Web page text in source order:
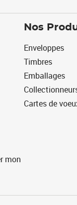
mon
Nos
Enveloppes
Timbres
Emballages
Cartes de